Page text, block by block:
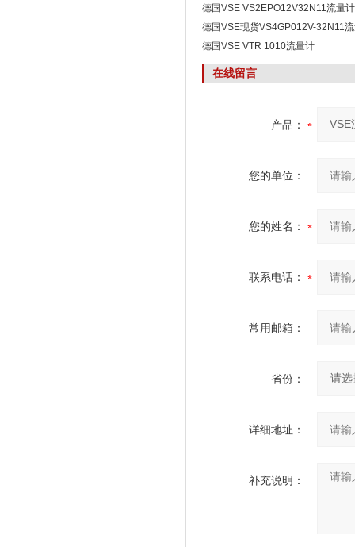
德国VSE VS2EPO12V32N11流量计
德国VSE现货VS4GP012V-32N11
德国VSE VTR 1010流量计
在线留言
产品：
您的单位：
您的姓名：
联系电话：
常用邮箱：
省份：
详细地址：
补充说明：